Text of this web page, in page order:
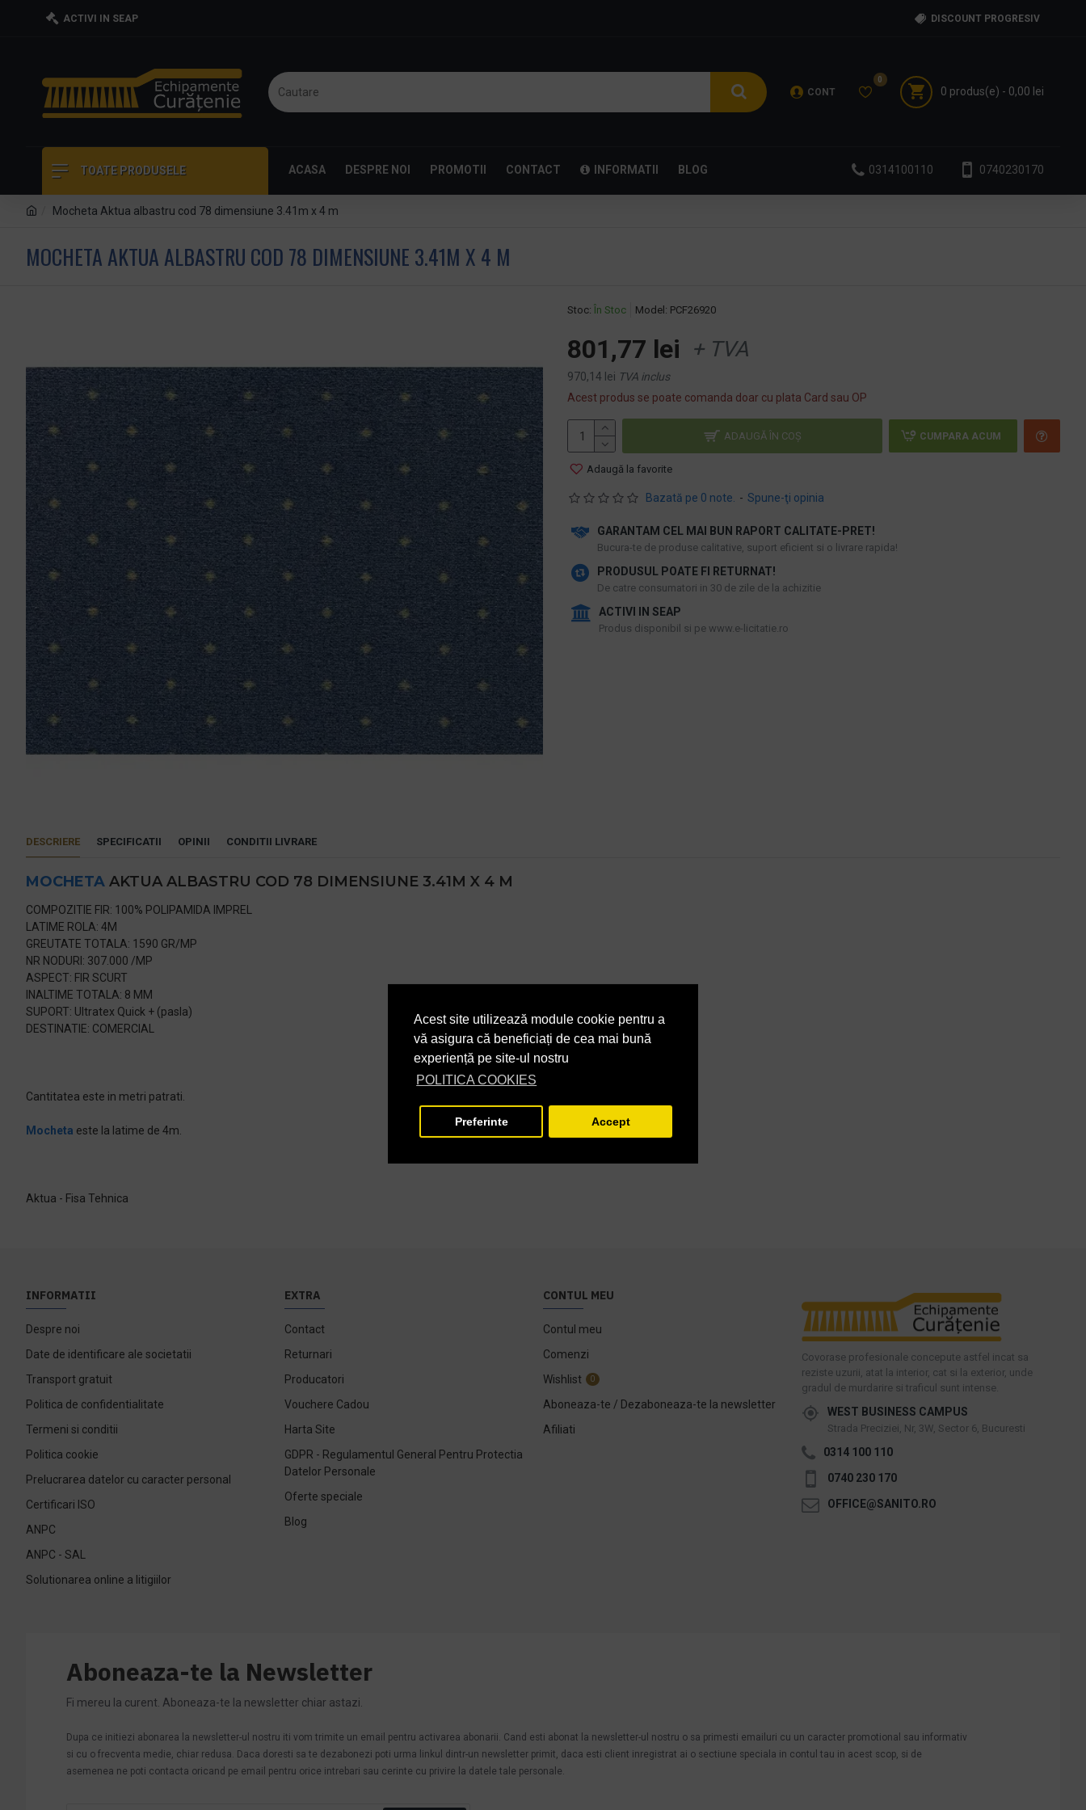
Acest site utilizează module cookie pentru a
vă asigura că beneficiați de cea mai bună
experiență pe site-ul nostru
POLITICA COOKIES
Preferinte Accept
ACTIVI IN SEAP DISCOUNT PROGRESIV
CONT
0
0 produs(e) - 0,00 lei
TOATE PRODUSELE ACASA DESPRE NOI PROMOTII CONTACT INFORMATII BLOG 0314100110 0740230170
Mocheta Aktua albastru cod 78 dimensiune 3.41m x 4 m
MOCHETA AKTUA ALBASTRU COD 78 DIMENSIUNE 3.41M X 4 M
Stoc: În Stoc Model: PCF26920
Bazată pe 0 note. - Spune-ţi opinia
801,77 lei + TVA
970,14 lei TVA inclus
Acest produs se poate comanda doar cu plata Card sau OP
ADAUGĂ ÎN COŞ CUMPARA ACUM
Adaugă la favorite
GARANTAM CEL MAI BUN RAPORT CALITATE-PRET!
​Bucura-te de produse calitative, suport eficient si o livrare rapida!
PRODUSUL POATE FI RETURNAT!
De catre consumatori in 30 de zile de la achizitie
ACTIVI IN SEAP
Produs disponibil si pe www.e-licitatie.ro
DESCRIERE SPECIFICATII OPINII CONDITII LIVRARE
MOCHETA AKTUA ALBASTRU COD 78 DIMENSIUNE 3.41M X 4 M
COMPOZITIE FIR: 100% POLIPAMIDA IMPREL
LATIME ROLA: 4M
GREUTATE TOTALA: 1590 GR/MP
NR NODURI: 307.000 /MP
ASPECT: FIR SCURT
INALTIME TOTALA: 8 MM
SUPORT: Ultratex Quick + (pasla)
DESTINATIE: COMERCIAL
Cantitatea este in metri patrati.
Mocheta este la latime de 4m.
Aktua - Fisa Tehnica
INFORMATII
Despre noi
Date de identificare ale societatii
Transport gratuit
Politica de confidentialitate
Termeni si conditii
Politica cookie
Prelucrarea datelor cu caracter personal
Certificari ISO
ANPC
ANPC - SAL
Solutionarea online a litigiilor
EXTRA
Contact
Returnari
Producatori
Vouchere Cadou
Harta Site
GDPR - Regulamentul General Pentru Protectia
Datelor Personale
Oferte speciale
Blog
CONTUL MEU
Contul meu
Comenzi
Wishlist
0
Aboneaza-te / Dezaboneaza-te la newsletter
Afiliati
Covorase profesionale concepute astfel incat sa
reziste uzurii, atat la interior, cat si la exterior, unde
gradul de murdarire si traficul sunt intense.
WEST BUSINESS CAMPUS
Strada Preciziei, Nr, 3W, Sector 6, Bucuresti
0314 100 110
0740 230 170
OFFICE@SANITO.RO
Aboneaza-te la Newsletter
Fi mereu la curent. Aboneaza-te la newsletter chiar astazi.
Dupa ce initiezi abonarea la newsletter-ul nostru iti vom trimite un email pentru activarea abonarii. Cand esti abonat la newsletter-ul nostru o sa primesti emailuri cu un caracter promotional sau informativ
si cu o frecventa medie, chiar redusa. Daca doresti sa te dezabonezi poti urma linkul dintr-un newsletter primit, daca esti client inregistrat ai o sectiune speciala in contul tau in acest scop, si de
asemenea ne poti contacta oricand pe email pentru orice intrebari sau cerinte cu privire la datele tale personale.